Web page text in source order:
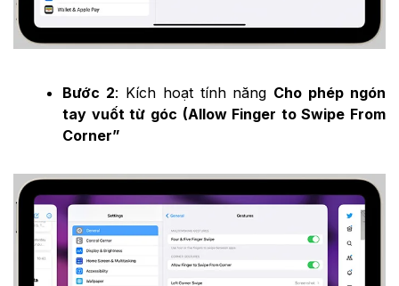
Bước 2: Kích hoạt tính năng Cho phép ngón
tay vuốt từ góc (Allow Finger to Swipe From
Corner”